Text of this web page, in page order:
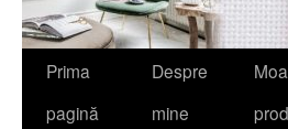
Sari
Prima
pagină
Despre
mine